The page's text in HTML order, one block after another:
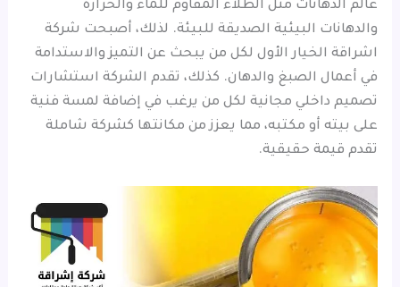
عالم الدهانات مثل الطلاء المقاوم للماء والحرارة
والدهانات البيئية الصديقة للبيئة. لذلك، أصبحت شركة
اشراقة الخيار الأول لكل من يبحث عن التميز والاستدامة
في أعمال الصبغ والدهان. كذلك، تقدم الشركة استشارات
تصميم داخلي مجانية لكل من يرغب في إضافة لمسة فنية
على بيته أو مكتبه، مما يعزز من مكانتها كشركة شاملة
تقدم قيمة حقيقية.